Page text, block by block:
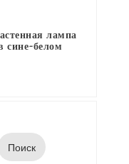
лампа
сине-белом
Поиск